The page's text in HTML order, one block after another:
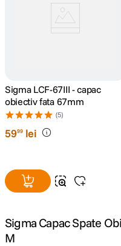
lavaliera
. card memorie
9. dji mic mini
Sigma LCF-67III - capac
obiectiv fata 67mm
(5)
5999 lei
Sigma Capac Spate
M